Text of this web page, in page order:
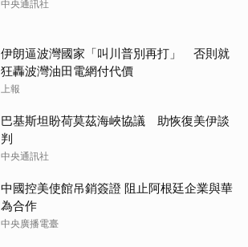
中央通訊社
伊朗逼波灣國家「叫川普別再打」 否則就
狂轟波灣油田電網付代價
上報
巴基斯坦盼荷莫茲海峽協議 助恢復美伊談
判
中央通訊社
中國控美使館吊銷簽證 阻止阿根廷企業與華
為合作
中央廣播電臺